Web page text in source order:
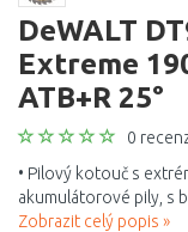
DeWALT
Extreme
ATB+R 25°
0
• Pilový kotouč s
akumulátorové pily, s
Zobrazit celý popis »